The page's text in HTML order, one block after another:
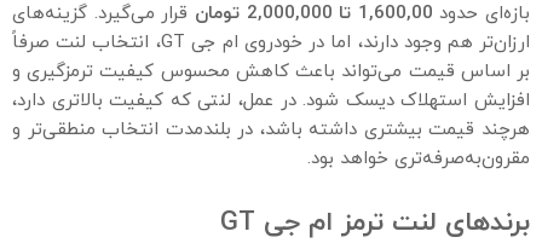
بازه‌ای حدود 1,600,00 تا 2,000,000 تومان قرار می‌گیرد. گزینه‌های
ارزان‌تر هم وجود دارند، اما در خودروی ام جی GT، انتخاب لنت صرفاً
بر اساس قیمت می‌تواند باعث کاهش محسوس کیفیت ترمزگیری و
افزایش استهلاک دیسک شود. در عمل، لنتی که کیفیت بالاتری دارد،
هرچند قیمت بیشتری داشته باشد، در بلندمدت انتخاب منطقی‌تر و
مقرون‌به‌صرفه‌تری خواهد بود.
برندهای لنت ترمز ام جی GT